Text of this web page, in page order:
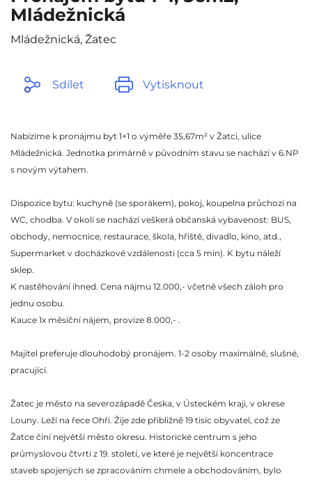
Mládežnická
Mládežnická, Žatec
Sdílet Vytisknout
Nabízíme k pronájmu byt 1+1 o výměře 35,67m² v Žatci, ulice
Mládežnická. Jednotka primárně v původním stavu se nachází v 6.NP
s novým výtahem.
Dispozice bytu: kuchyně (se sporákem), pokoj, koupelna průchozí na
WC, chodba. V okolí se nachází veškerá občanská vybavenost: BUS,
obchody, nemocnice, restaurace, škola, hřiště, divadlo, kino, atd.,
Supermarket v docházkové vzdálenosti (cca 5 min). K bytu náleží
sklep.
K nastěhování ihned. Cena nájmu 12.000,- včetně všech záloh pro
jednu osobu.
Kauce 1x měsíční nájem, provize 8.000,- .
Majitel preferuje dlouhodobý pronájem. 1-2 osoby maximálně, slušné,
pracující.
Žatec je město na severozápadě Česka, v Ústeckém kraji, v okrese
Louny. Leží na řece Ohři. Žije zde přibližně 19 tisíc obyvatel, což ze
Žatce činí největší město okresu. Historické centrum s jeho
průmyslovou čtvrtí z 19. století, ve které je největší koncentrace
staveb spojených se zpracováním chmele a obchodováním, bylo